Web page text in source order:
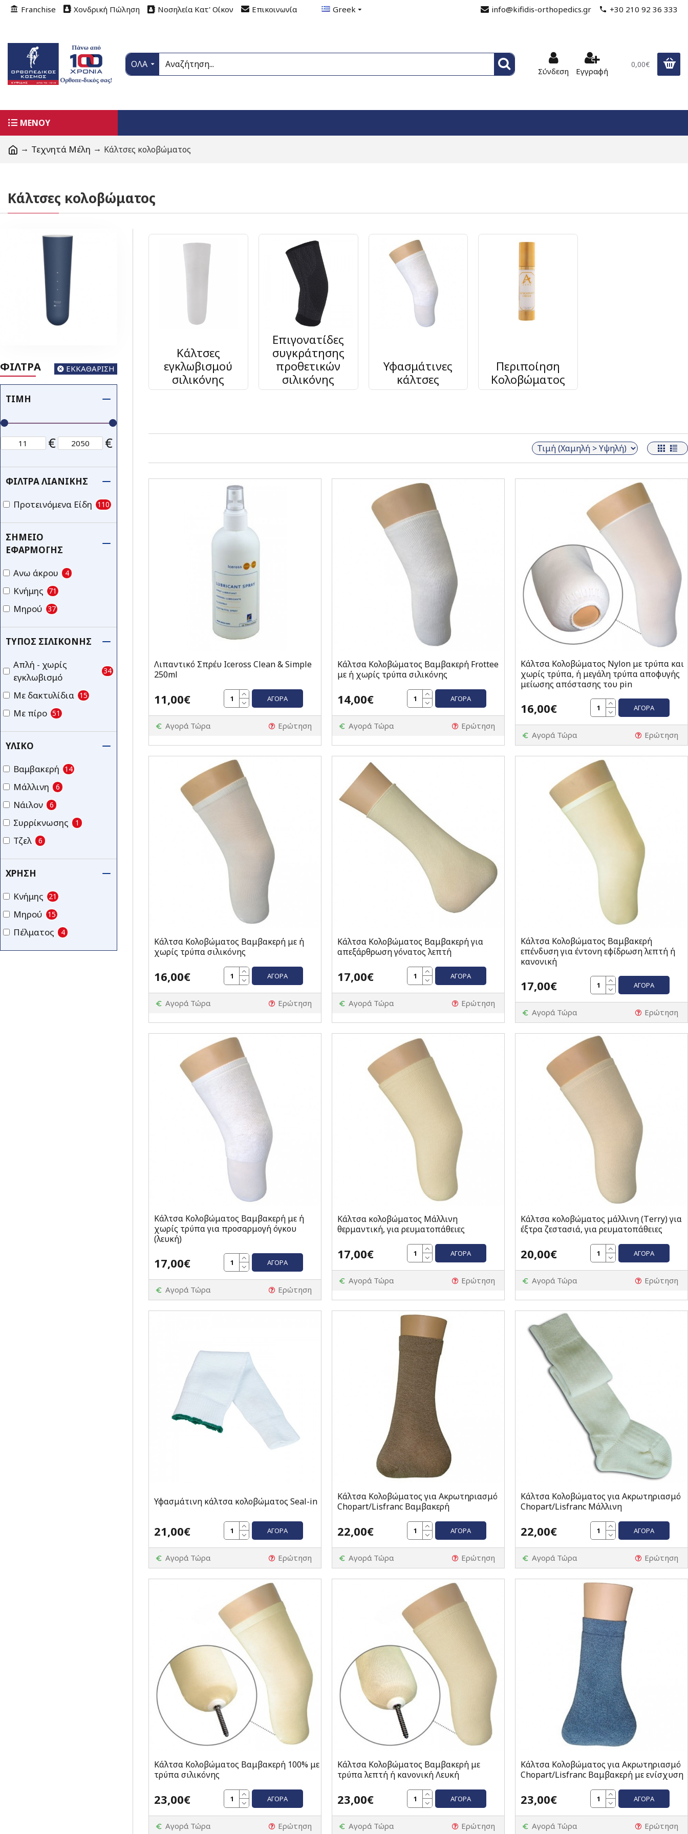
Franchise Χονδρική Πώληση Νοσηλεία Κατ' Οίκον Επικοινωνία Greek info@kifidis-orthopedics.gr +30 210 92 36 333
ΟΛΑ
Σύνδεση Εγγραφή
0,00€
ΜΕΝΟΥ
Τεχνητά Μέλη Κάλτσες κολοβώματος
Κάλτσες κολοβώματος
ΦΙΛΤΡΑ ΕΚΚΑΘΑΡΙΣΗ
ΤΙΜΉ
€ €
ΣΗΜΕΊΟ
ΕΦΑΡΜΟΓΉΣ
Ανω άκρου
4
Κνήμης 71
Μηρού 37
ΤΎΠΟΣ ΣΙΛΙΚΌΝΗΣ
Απλή - χωρίς
εγκλωβισμό
34
Με δακτυλίδια 15
Με πίρο 51
ΥΛΙΚΌ
Βαμβακερή 14
Μάλλινη 6
Νάιλον 6
Συρρίκνωσης 1
Τζελ 6
ΧΡΉΣΗ
Κνήμης 21
Μηρού 15
Πέλματος 4
ΦΊΛΤΡΑ ΛΙΑΝΙΚΉΣ
Προτεινόμενα Είδη 110
Κάλτσες
εγκλωβισμού
σιλικόνης
Επιγονατίδες
συγκράτησης
προθετικών
σιλικόνης
Υφασμάτινες
κάλτσες
Περιποίηση
Κολοβώματος
Λιπαντικό Σπρέυ Iceross Clean & Simple
250ml
11,00€ ΑΓΟΡΆ
Αγορά Τώρα Ερώτηση
Κάλτσα Κολοβώματος Βαμβακερή Frottee
με ή χωρίς τρύπα σιλικόνης
14,00€ ΑΓΟΡΆ
Αγορά Τώρα Ερώτηση
Κάλτσα Κολοβώματος Nylon με τρύπα και
χωρίς τρύπα, ή μεγάλη τρύπα αποφυγής
μείωσης απόστασης του pin
16,00€ ΑΓΟΡΆ
Αγορά Τώρα Ερώτηση
Κάλτσα Κολοβώματος Βαμβακερή με ή
χωρίς τρύπα σιλικόνης
16,00€ ΑΓΟΡΆ
Αγορά Τώρα Ερώτηση
Κάλτσα Κολοβώματος Βαμβακερή για
απεξάρθρωση γόνατος λεπτή
17,00€ ΑΓΟΡΆ
Αγορά Τώρα Ερώτηση
Κάλτσα Κολοβώματος Βαμβακερή
επένδυση για έντονη εφίδρωση λεπτή ή
κανονική
17,00€ ΑΓΟΡΆ
Αγορά Τώρα Ερώτηση
Κάλτσα Κολοβώματος Βαμβακερή με ή
χωρίς τρύπα για προσαρμογή όγκου
(λευκή)
17,00€ ΑΓΟΡΆ
Αγορά Τώρα Ερώτηση
Κάλτσα κολοβώματος Μάλλινη
θερμαντική, για ρευματοπάθειες
17,00€ ΑΓΟΡΆ
Αγορά Τώρα Ερώτηση
Κάλτσα κολοβώματος μάλλινη (Τerry) για
έξτρα ζεστασιά, για ρευματοπάθειες
20,00€ ΑΓΟΡΆ
Αγορά Τώρα Ερώτηση
Υφασμάτινη κάλτσα κολοβώματος Seal-in
21,00€ ΑΓΟΡΆ
Αγορά Τώρα Ερώτηση
Κάλτσα Κολοβώματος για Ακρωτηριασμό
Chopart/Lisfranc Βαμβακερή
22,00€ ΑΓΟΡΆ
Αγορά Τώρα Ερώτηση
Κάλτσα Κολοβώματος για Ακρωτηριασμό
Chopart/Lisfranc Μάλλινη
22,00€ ΑΓΟΡΆ
Αγορά Τώρα Ερώτηση
Κάλτσα Κολοβώματος Βαμβακερή 100% με
τρύπα σιλικόνης
23,00€ ΑΓΟΡΆ
Αγορά Τώρα Ερώτηση
Κάλτσα Κολοβώματος Βαμβακερή με
τρύπα λεπτή ή κανονική Λευκή
23,00€ ΑΓΟΡΆ
Αγορά Τώρα Ερώτηση
Κάλτσα Κολοβώματος για Ακρωτηριασμό
Chopart/Lisfranc Βαμβακερή με ενίσχυση
23,00€ ΑΓΟΡΆ
Αγορά Τώρα Ερώτηση